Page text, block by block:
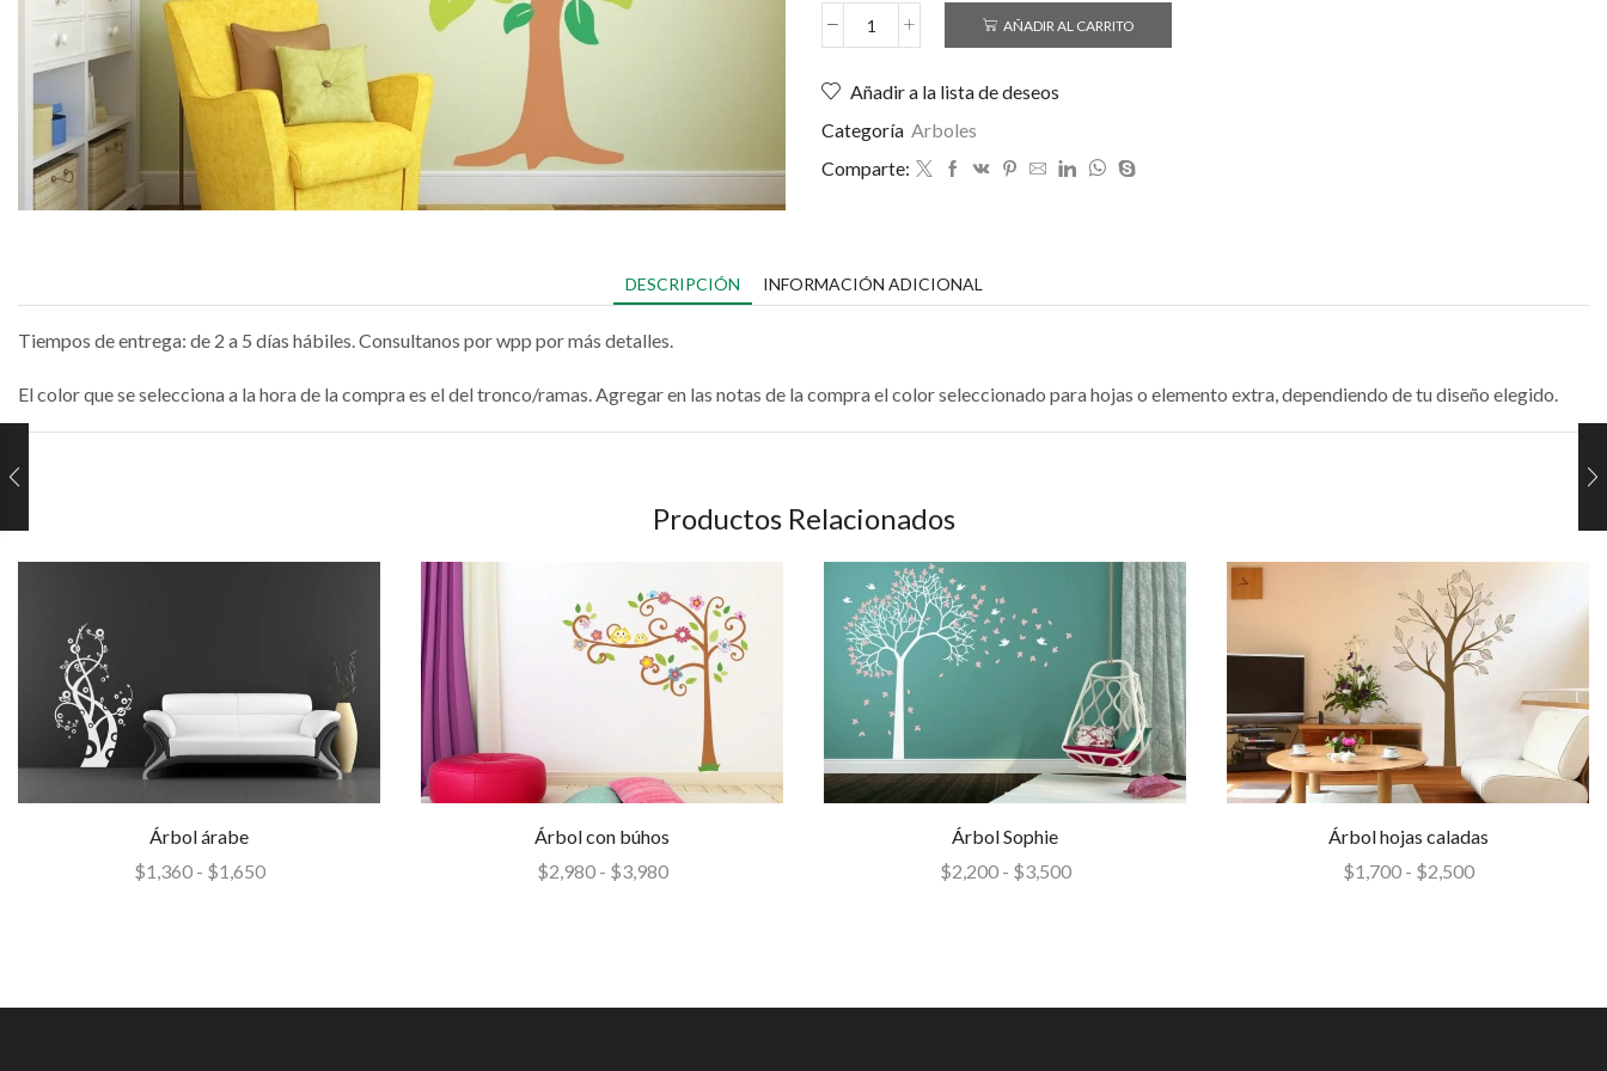
AÑADIR AL CARRITO
Añadir a la lista de deseos
Categoría Arboles
Comparte:
DESCRIPCIÓN INFORMACIÓN ADICIONAL
Tiempos de entrega: de 2 a 5 días hábiles. Consultanos por wpp por más detalles.
El color que se selecciona a la hora de la compra es el del tronco/ramas. Agregar en las notas de la compra el color seleccionado para hojas o elemento extra, dependiendo de tu diseño elegido.
Productos Relacionados
Árbol árabe
$1,360 - $1,650
Árbol con búhos
$2,980 - $3,980
Árbol Sophie
$2,200 - $3,500
Árbol hojas caladas
$1,700 - $2,500